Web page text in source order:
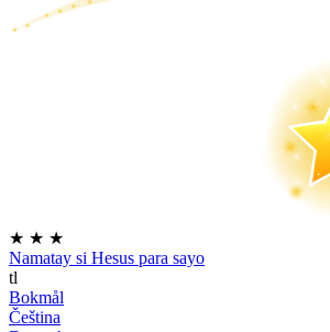
★ ★ ★
Namatay si Hesus para sayo
tl
Bokmål
Čeština